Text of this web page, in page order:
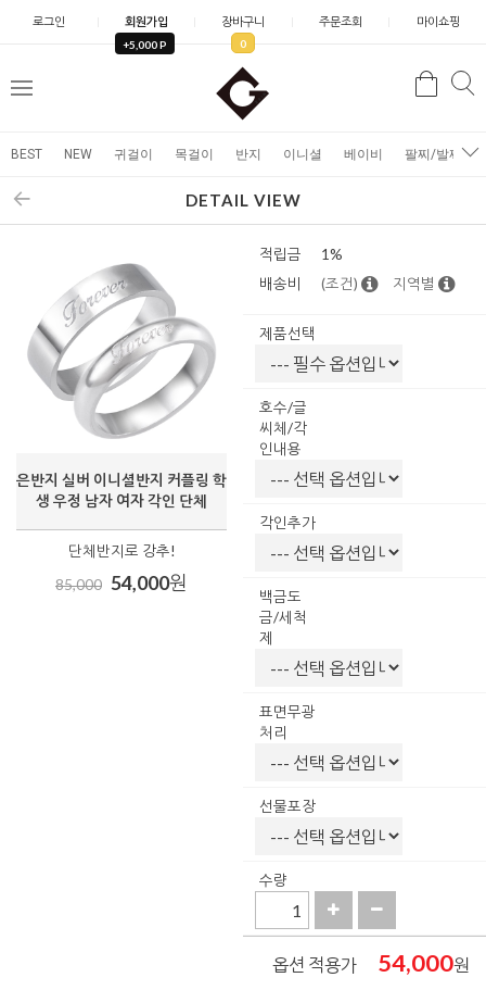
로그인 회원가입
+5,000 P
장바구니
0
주문조회 마이쇼핑
메
검
BEST NEW 귀걸이 목걸이 반지 이니셜 베이비 팔찌/발찌
DETAIL VIEW
은반지 실버 이니셜반지 커플링 학
생 우정 남자 여자 각인 단체
단체반지로 강추!
85,000 54,000원
적립금
1%
배송비
(조건) 지역별
제품선택
호수/글
씨체/각
인내용
각인추가
백금도
금/세척
제
표면무광
처리
선물포장
수량
옵션 적용가 54,000원